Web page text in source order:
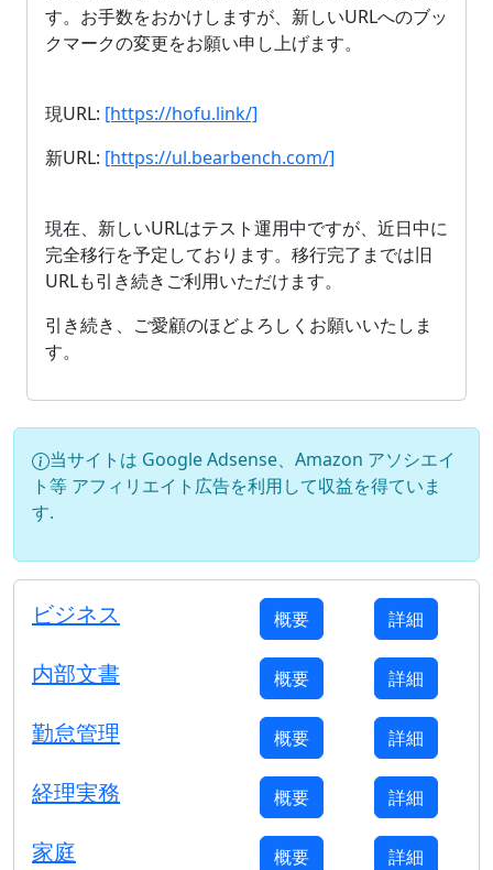
す。お手数をおかけしますが、新しいURLへのブッ
クマークの変更をお願い申し上げます。
現URL: [https://hofu.link/]
新URL: [https://ul.bearbench.com/]
現在、新しいURLはテスト運用中ですが、近日中に
完全移行を予定しております。移行完了までは旧
URLも引き続きご利用いただけます。
引き続き、ご愛顧のほどよろしくお願いいたしま
す。
当サイトは Google Adsense、Amazon アソシエイ
ト等 アフィリエイト広告を利用して収益を得ていま
す.
ビジネス 概要 詳細
内部文書 概要 詳細
勤怠管理 概要 詳細
経理実務 概要 詳細
家庭 概要 詳細